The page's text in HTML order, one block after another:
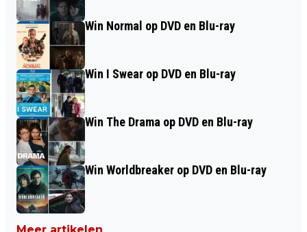
Win Normal op DVD en Blu-ray
Win I Swear op DVD en Blu-ray
Win The Drama op DVD en Blu-ray
Win Worldbreaker op DVD en Blu-ray